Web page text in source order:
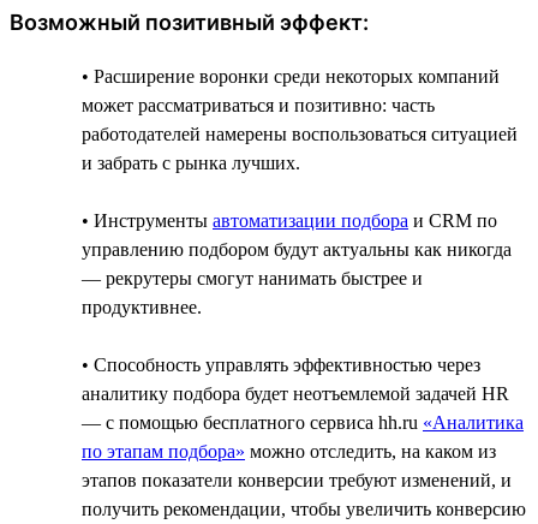
Возможный позитивный эффект:
• Расширение воронки среди некоторых компаний
может рассматриваться и позитивно: часть
работодателей намерены воспользоваться ситуацией
и забрать с рынка лучших.
• Инструменты автоматизации подбора и CRM по
управлению подбором будут актуальны как никогда
— рекрутеры смогут нанимать быстрее и
продуктивнее.
• Способность управлять эффективностью через
аналитику подбора будет неотъемлемой задачей HR
— с помощью бесплатного сервиса hh.ru «Аналитика
по этапам подбора» можно отследить, на каком из
этапов показатели конверсии требуют изменений, и
получить рекомендации, чтобы увеличить конверсию